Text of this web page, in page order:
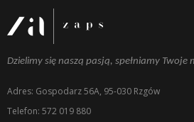
Dzielimy się naszą pasją, spełniamy Twoje
Adres: Gospodarz 56A, 95-030 Rzgów
Telefon: 572 019 880